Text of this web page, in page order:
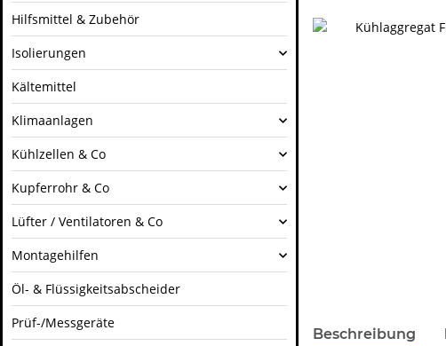
Beschreibung
Hilfsmittel & Zubehör
Isolierungen
Kältemittel
Klimaanlagen
Kühlzellen & Co
Kupferrohr & Co
Lüfter / Ventilatoren & Co
Montagehilfen
Öl- & Flüssigkeitsabscheider
Prüf-/Messgeräte